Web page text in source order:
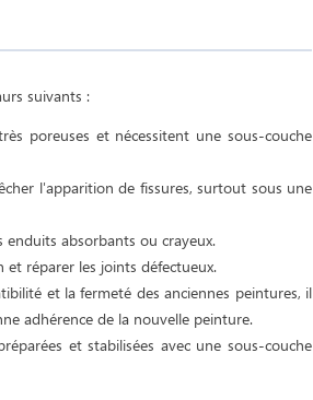
suivants :
poreuses et nécessitent une sous-couche
l'apparition de fissures, surtout sous une
enduits absorbants ou crayeux.
réparer les joints défectueux.
et la fermeté des anciennes peintures, il
adhérence de la nouvelle peinture.
et stabilisées avec une sous-couche